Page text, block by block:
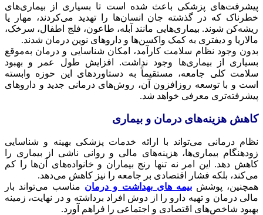
پیشرفت‌های پزشکی باعث شده است تا بسیاری از بیماری‌های
خطرناک که در گذشته جان انسان‌ها را تهدید می‌کردند، مهار یا
ریشه‌کن شوند. بیماری‌هایی مانند آبله، طاعون، فلج اطفال، سرخک،
مالاریا و دیفتری به کمک واکسن‌ها و داروهای نوین درمان شدند.
بدون وجود نظام سلامت کارآمد، امکان شناسایی و درمان به‌موقع
بسیاری از بیماری‌ها وجود نداشت. افزایش طول عمر و بهبود
سلامت کلی جامعه، مستقیماً به دستاوردهای این حوزه وابسته
است و با توسعه روزافزون آن، روش‌های درمانی جدید و داروهای
پیشرفته‌تری معرفی خواهد شد.
کاهش هزینه‌های درمان و بیماری
نظام درمانی می‌تواند با ارائه خدمات پزشکی بهینه و شناسایی
زودهنگام بیماری‌ها، هزینه‌های مالی و روانی ناشی از بیماری را
کاهش دهد. این امر نه تنها رنج بیماران و خانواده‌های آن‌ها را کم
می‌کند، بلکه فشار اقتصادی بر جامعه را نیز کاهش می‌دهد.
همچنین، پوششبیمه‌ های بهداشت و درمان مناسب می‌تواند بار
مالی درمان و تهیه دارو را از دوش افراد برداشته و در نهایت، زمینه
بهبود شاخص‌های اقتصادی و اجتماعی را فراهم آورد.